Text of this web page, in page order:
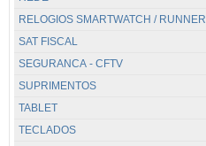
CONTROLE REMOTO
LOCALIZADOR SATELLITE
RECEPTORES
TODOS...
ACESS POINT
ADAPTADORES USB
ANTENAS
MODEM
NEFFOS
RELOGIOS SMARTWATCH / RUNNER
SAT FISCAL
SEGURANCA - CFTV
TODOS...
CAPTACAO DE IMAGEM
CFTV IP
SUPRIMENTOS
TODOS...
CARTUCHOS
TABLET
TECLADOS